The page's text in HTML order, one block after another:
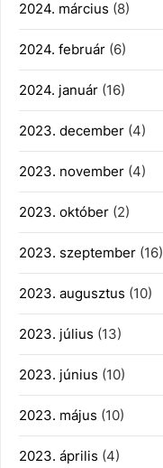
2024. március (8)
2024. február (6)
2024. január (16)
2023. december (4)
2023. november (4)
2023. október (2)
2023. szeptember (16)
2023. augusztus (10)
2023. július (13)
2023. június (10)
2023. május (10)
2023. április (4)